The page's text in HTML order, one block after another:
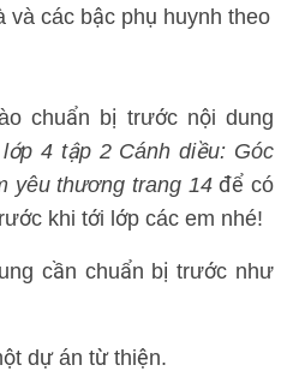
và các bậc phụ huynh theo
chuẩn bị trước nội dung
4 tập 2 Cánh diều: Góc
yêu thương trang 14để có
khi tới lớp các em nhé!
cần chuẩn bị trước như
dự án từ thiện.